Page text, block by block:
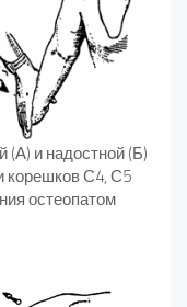
(А) и надостной (Б)
корешков С4, С5
остеопатом